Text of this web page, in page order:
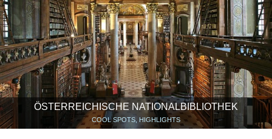
ÖSTERREICHISCHE NATIONALBIBLIOTHEK
COOL SPOTS, HIGHLIGHTS